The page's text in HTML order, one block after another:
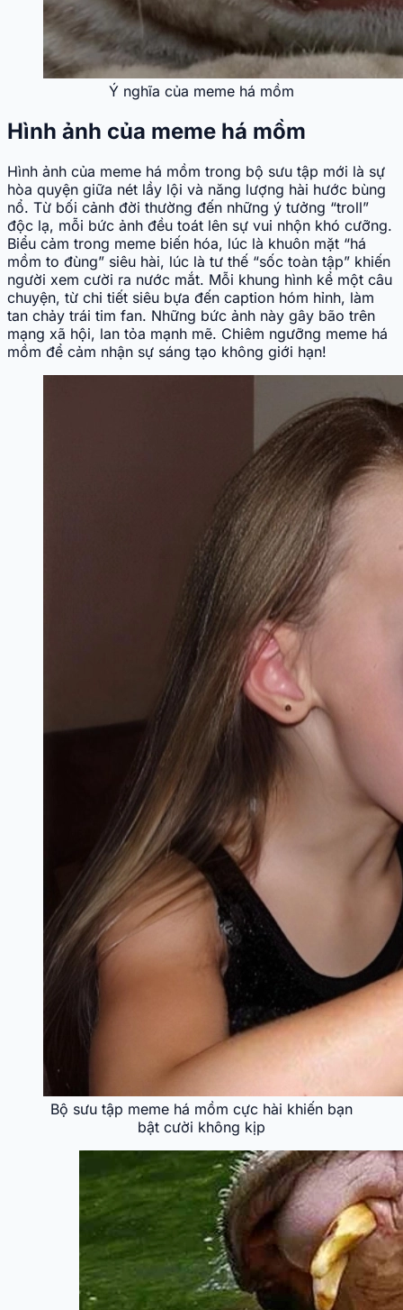
Ý nghĩa của meme há mồm
Hình ảnh của meme há mồm
Hình ảnh của meme há mồm trong bộ sưu tập mới là sự
hòa quyện giữa nét lầy lội và năng lượng hài hước bùng
nổ. Từ bối cảnh đời thường đến những ý tưởng “troll”
độc lạ, mỗi bức ảnh đều toát lên sự vui nhộn khó cưỡng.
Biểu cảm trong meme biến hóa, lúc là khuôn mặt “há
mồm to đùng” siêu hài, lúc là tư thế “sốc toàn tập” khiến
người xem cười ra nước mắt. Mỗi khung hình kể một câu
chuyện, từ chi tiết siêu bựa đến caption hóm hỉnh, làm
tan chảy trái tim fan. Những bức ảnh này gây bão trên
mạng xã hội, lan tỏa mạnh mẽ. Chiêm ngưỡng meme há
mồm để cảm nhận sự sáng tạo không giới hạn!
Bộ sưu tập meme há mồm cực hài khiến bạn
bật cười không kịp